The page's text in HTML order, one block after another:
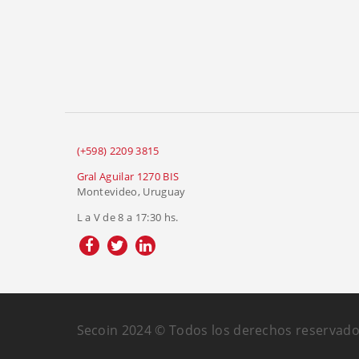
(+598) 2209 3815
Gral Aguilar 1270 BIS
Montevideo, Uruguay
L a V de 8 a 17:30 hs.
Secoin 2024 © Todos los derechos